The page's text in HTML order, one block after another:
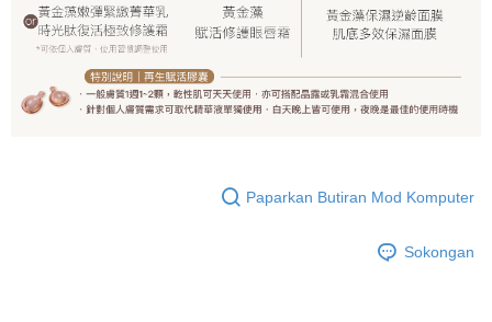
Paparkan Butiran Mod Komputer
Sokongan